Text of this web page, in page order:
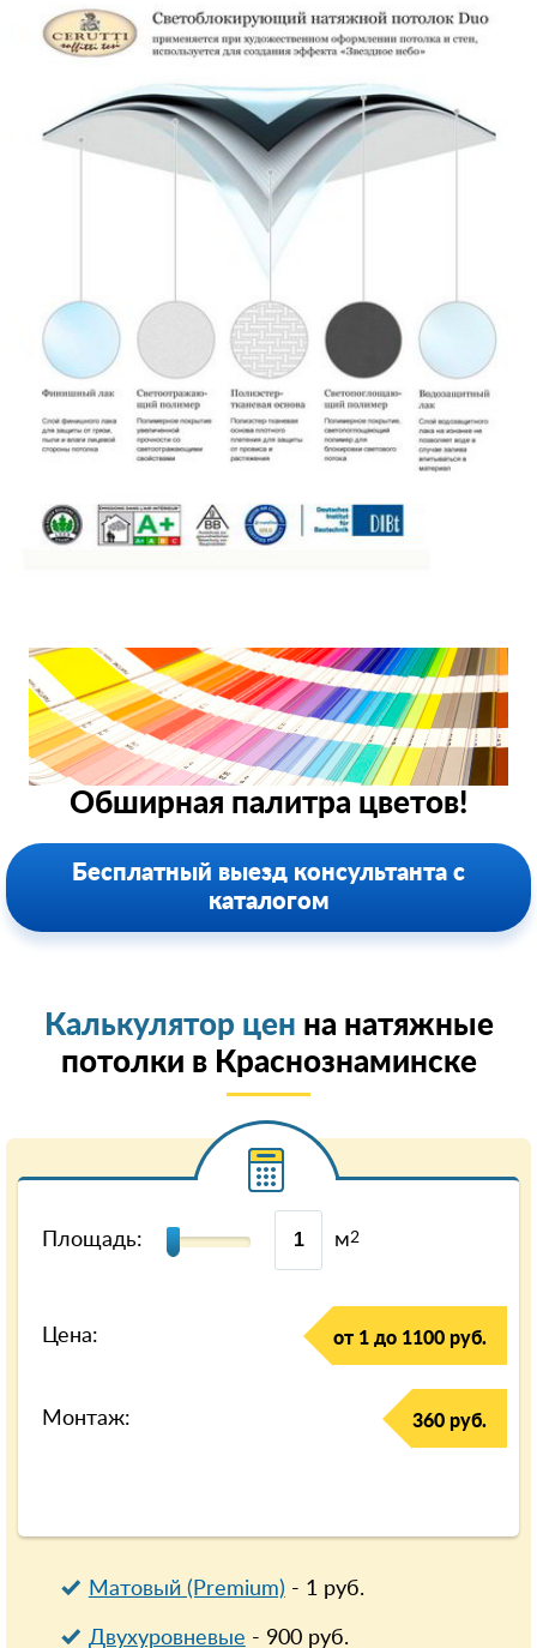
Обширная палитра цветов!
Бесплатный выезд консультанта с
каталогом
Калькулятор цен на натяжные
потолки в Краснознаминске
Площадь: м2
Цена: от 1 до 1100 руб.
Монтаж: 360 руб.
Матовый (Premium) - 1руб.
Двухуровневые - 900руб.